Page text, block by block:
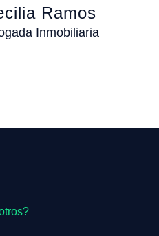
Ramos
Inmobiliaria